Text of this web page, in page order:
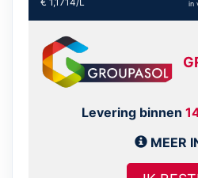
in
Levering binnen
MEER